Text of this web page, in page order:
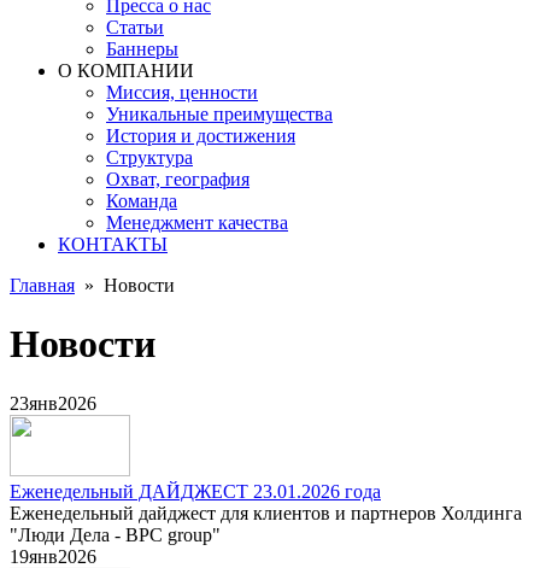
Пресса о нас
Статьи
Баннеры
О КОМПАНИИ
Миссия, ценности
Уникальные преимущества
История и достижения
Структура
Охват, география
Команда
Менеджмент качества
КОНТАКТЫ
Главная » Новости
Новости
23янв2026
Еженедельный ДАЙДЖЕСТ 23.01.2026 года
Еженедельный дайджест для клиентов и партнеров Холдинга
"Люди Дела - BPC group"
19янв2026